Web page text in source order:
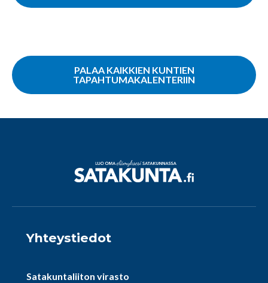
PALAA KAIKKIEN KUNTIEN
TAPAHTUMAKALENTERIIN
Yhteystiedot
Satakuntaliiton virasto